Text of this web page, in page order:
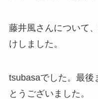
藤井風さんについて
けしました。
tsubasaでした。最後
とうございました。